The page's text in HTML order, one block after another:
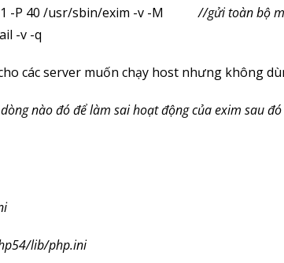
n 1 -P 40 /usr/sbin/exim -v -M//gửi toàn bộ
-v -q
các server muốn chạy host nhưng không
nào đó để làm sai hoạt động của exim sau
lib/php.ini